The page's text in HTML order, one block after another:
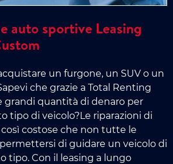
auto sportive Leasing
un furgone, un SUV o un
che grazie a Total Renting
grandi quantità di denaro per
tipo di veicolo?Le riparazioni di
costose che non tutte le
di guidare un veicolo di
tipo. Con il leasing a lungo